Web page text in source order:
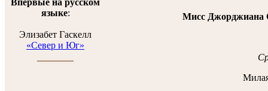
Впервые на русском
языке:
Элизабет Гаскелл
«Север и Юг»
Мисс Джорджиана